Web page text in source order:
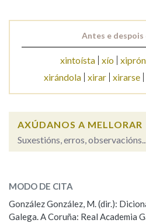
Nos exemplos
Marcas gramaticais
Antes e despois
xintoísta xío xiprón
xirándola xirar xirarse
AXÚDANOS A MELLORAR
Suxestións, erros,
ESCOLLE UNHA OPCIÓN:
Observación Hai un
MODO DE CITA
González González, M. (dir.):
Galega. A Coruña: Real Academia